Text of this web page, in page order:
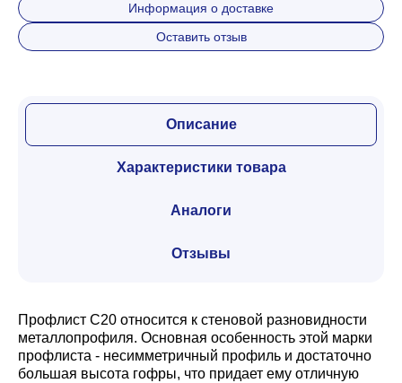
Информация о доставке
Оставить отзыв
Описание
Характеристики товара
Аналоги
Отзывы
Профлист С20 относится к стеновой разновидности
металлопрофиля. Основная особенность этой марки
профлиста - несимметричный профиль и достаточно
большая высота гофры, что придает ему отличную